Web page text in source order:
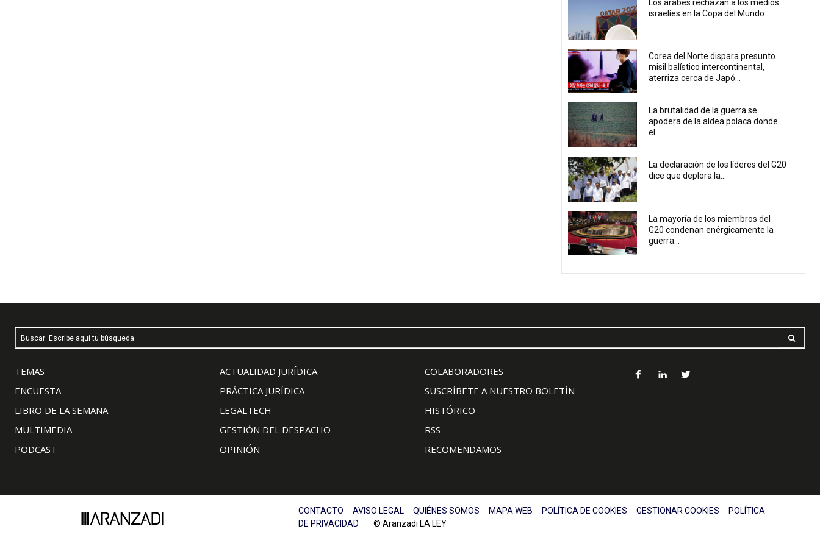
Los árabes rechazan a los medios
israelíes en la Copa del Mundo...
Corea del Norte dispara presunto
misil balístico intercontinental,
aterriza cerca de Japó...
La brutalidad de la guerra se
apodera de la aldea polaca donde
el...
La declaración de los líderes del G20
dice que deplora la...
La mayoría de los miembros del
G20 condenan enérgicamente la
guerra...
Buscar: Escribe aquí tu búsqueda
TEMAS
ENCUESTA
LIBRO DE LA SEMANA
MULTIMEDIA
PODCAST
ACTUALIDAD JURÍDICA
PRÁCTICA JURÍDICA
LEGALTECH
GESTIÓN DEL DESPACHO
OPINIÓN
COLABORADORES
SUSCRÍBETE A NUESTRO BOLETÍN
HISTÓRICO
RSS
RECOMENDAMOS
CONTACTO AVISO LEGAL QUIÉNES SOMOS MAPA WEB POLÍTICA DE COOKIES GESTIONAR COOKIES
POLÍTICA
DE PRIVACIDAD © Aranzadi LA LEY